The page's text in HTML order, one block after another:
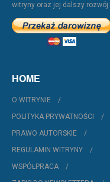
witryny oraz jej dalszy rozwój.
HOME
O WITRYNIE
POLITYKA PRYWATNOŚCI
PRAWO AUTORSKIE
REGULAMIN WITRYNY
WSPÓŁPRACA